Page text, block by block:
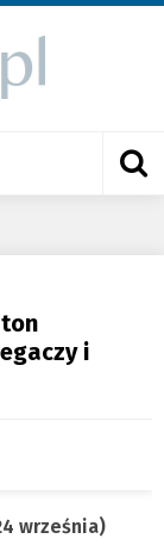
i
września)